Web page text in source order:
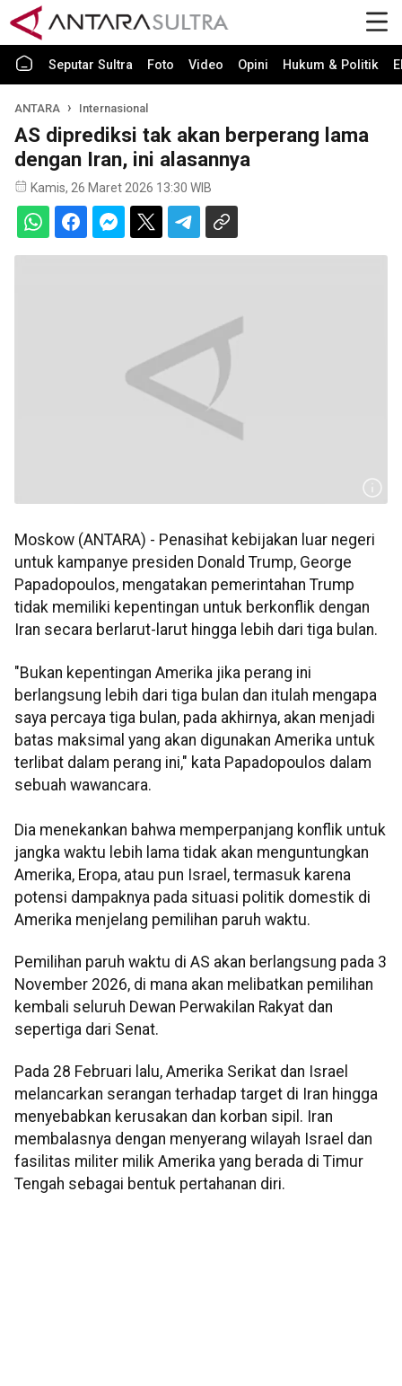
Seputar Sultra Foto Video Opini Hukum & Politik
ANTARA Internasional
AS diprediksi tak akan berperang lama
dengan Iran, ini alasannya
Kamis, 26 Maret 2026 13:30 WIB
Moskow (ANTARA) - Penasihat kebijakan luar negeri
untuk kampanye presiden Donald Trump, George
Papadopoulos, mengatakan pemerintahan Trump
tidak memiliki kepentingan untuk berkonflik dengan
Iran secara berlarut-larut hingga lebih dari tiga bulan.
"Bukan kepentingan Amerika jika perang ini
berlangsung lebih dari tiga bulan dan itulah mengapa
saya percaya tiga bulan, pada akhirnya, akan menjadi
batas maksimal yang akan digunakan Amerika untuk
terlibat dalam perang ini," kata Papadopoulos dalam
sebuah wawancara.
Dia menekankan bahwa memperpanjang konflik untuk
jangka waktu lebih lama tidak akan menguntungkan
Amerika, Eropa, atau pun Israel, termasuk karena
potensi dampaknya pada situasi politik domestik di
Amerika menjelang pemilihan paruh waktu.
Pemilihan paruh waktu di AS akan berlangsung pada 3
November 2026, di mana akan melibatkan pemilihan
kembali seluruh Dewan Perwakilan Rakyat dan
sepertiga dari Senat.
Pada 28 Februari lalu, Amerika Serikat dan Israel
melancarkan serangan terhadap target di Iran hingga
menyebabkan kerusakan dan korban sipil. Iran
membalasnya dengan menyerang wilayah Israel dan
fasilitas militer milik Amerika yang berada di Timur
Tengah sebagai bentuk pertahanan diri.